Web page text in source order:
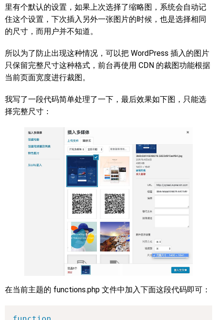
里有个默认的设置，如果上次选择了缩略图，系统会自动记
住这个设置，下次插入另外一张图片的时候，也是选择相同
的尺寸，而用户并不知道。
所以为了防止出现这种情况，可以把 WordPress 插入的图片
只保留完整尺寸这种格式，前台再使用 CDN 的裁图功能根据
当前页面宽度进行裁图。
我写了一段代码简单处理了一下，最后效果如下图，只能选
择完整尺寸：
在当前主题的 functions.php 文件中加入下面这段代码即可：